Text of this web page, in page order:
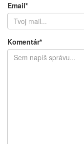
Email*
Komentár*